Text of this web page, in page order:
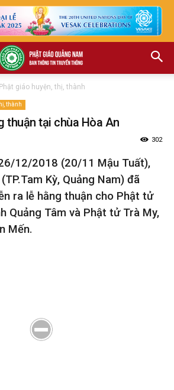
Phật giáo huyện, thị, thành
thành
thuận tại chùa Hòa An
302
12/2018 (20/11 Mậu Tuất),
Kỳ, Quảng Nam) đã
ra lễ hằng thuận cho Phật tử
Quảng Tâm và Phật tử Trà My,
Mến.